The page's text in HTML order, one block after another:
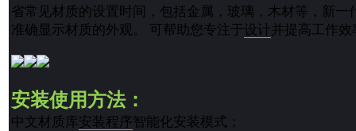
省常见材质的设置时间，包括金属，玻璃，木材等，新一
准确显示材质的外观。 可帮助您专注于设计 并提高工作效
安装使用方法：
中文材质库 安装程序智能化安装模式；